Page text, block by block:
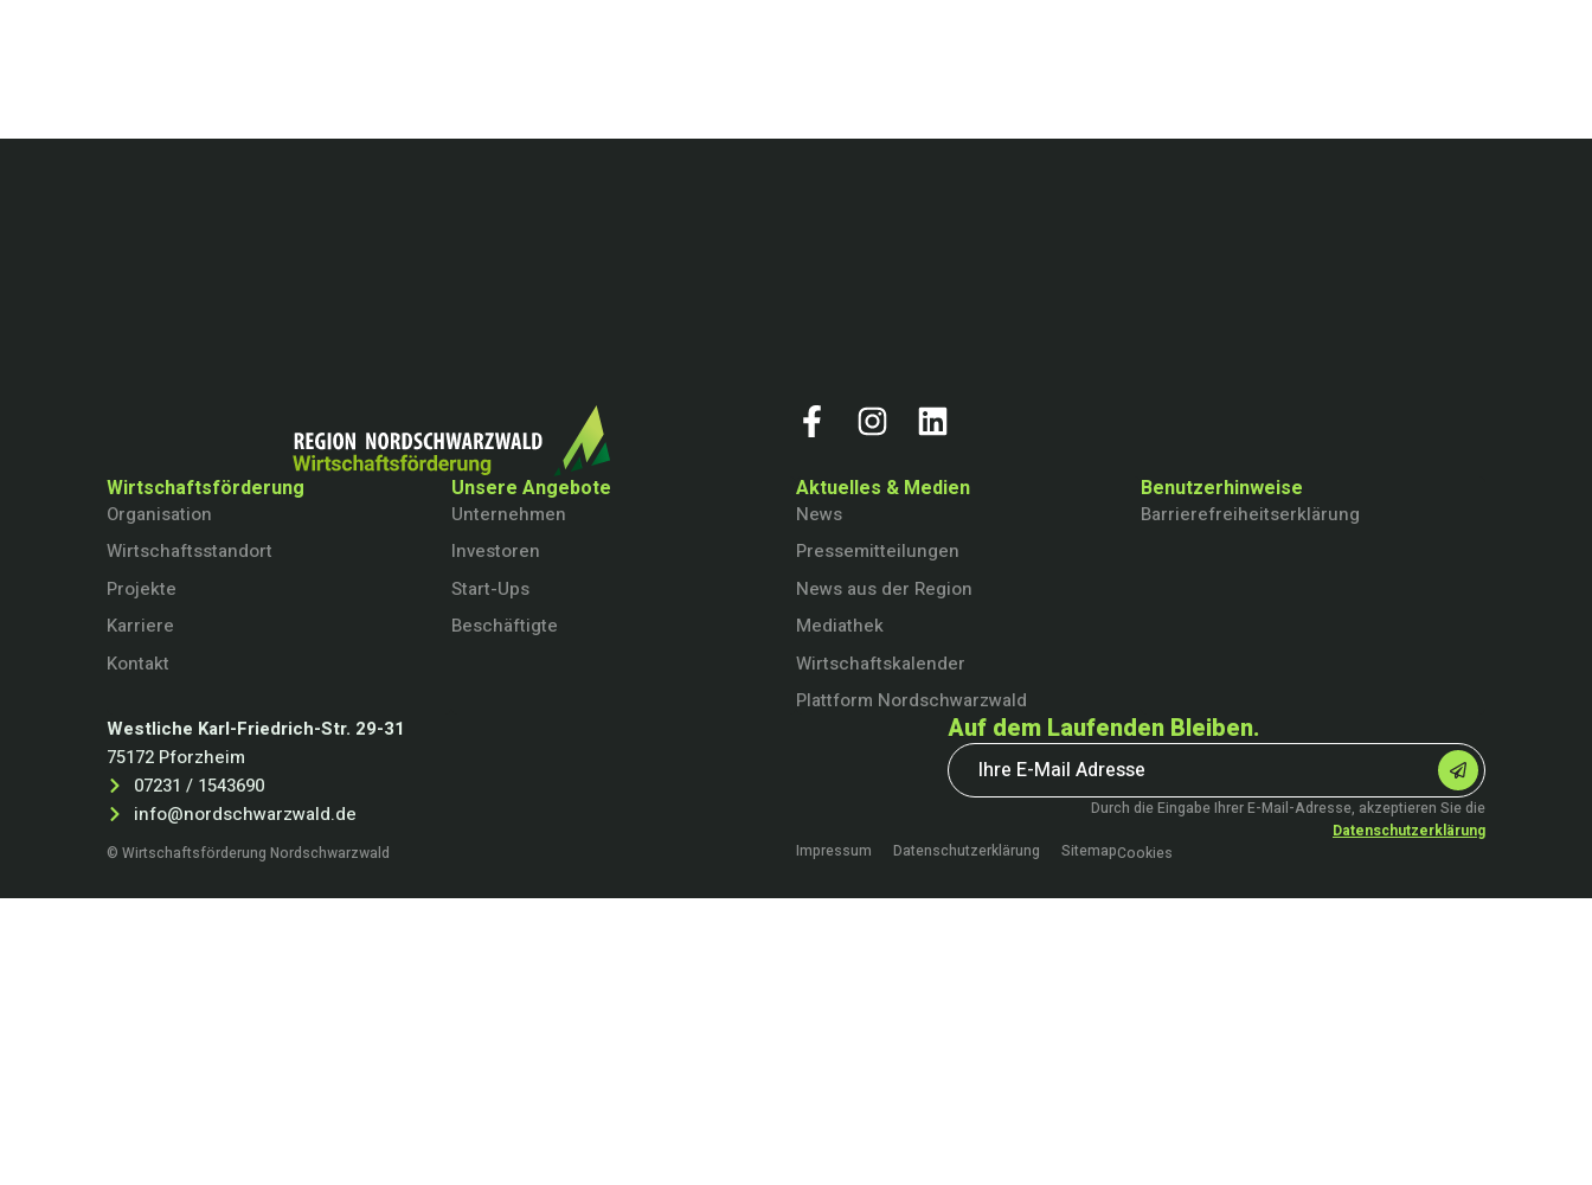
Wirtschaftsförderung
Organisation
Wirtschaftsstandort
Projekte
Karriere
Kontakt
Unsere Angebote
Unternehmen
Investoren
Start-Ups
Beschäftigte
Aktuelles & Medien
News
Pressemitteilungen
News aus der Region
Mediathek
Wirtschaftskalender
Plattform Nordschwarzwald
Benutzerhinweise
Barrierefreiheitserklärung
Westliche Karl-Friedrich-Str. 29-31
75172 Pforzheim
07231 / 1543690
info@nordschwarzwald.de
Auf dem Laufenden Bleiben.
Durch die Eingabe Ihrer E-Mail-Adresse, akzeptieren Sie die
Datenschutzerklärung
© Wirtschaftsförderung Nordschwarzwald
Impressum Datenschutzerklärung SitemapCookies